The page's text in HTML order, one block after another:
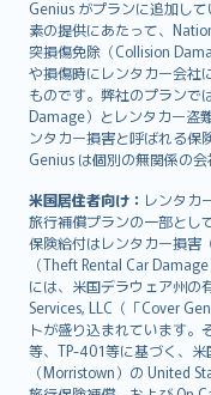
Genius がプランに追加し
素の提供にあたって、
突損傷免除（Collision
や損傷時にレンタカー会社
ものです。弊社のプランで
Damage）とレンタカー盗
ンタカー損害と呼ばれる保
Genius は個別の無関係の
米国居住者向け： レンタカ
旅行補償プランの一部とし
保険給付はレンタカー損害
（Theft Rental Car
には、米国デラウェア州の
Services, LLC（「Cover
トが盛り込まれています
等、TP-401等に基づく、
（Morristown）の United